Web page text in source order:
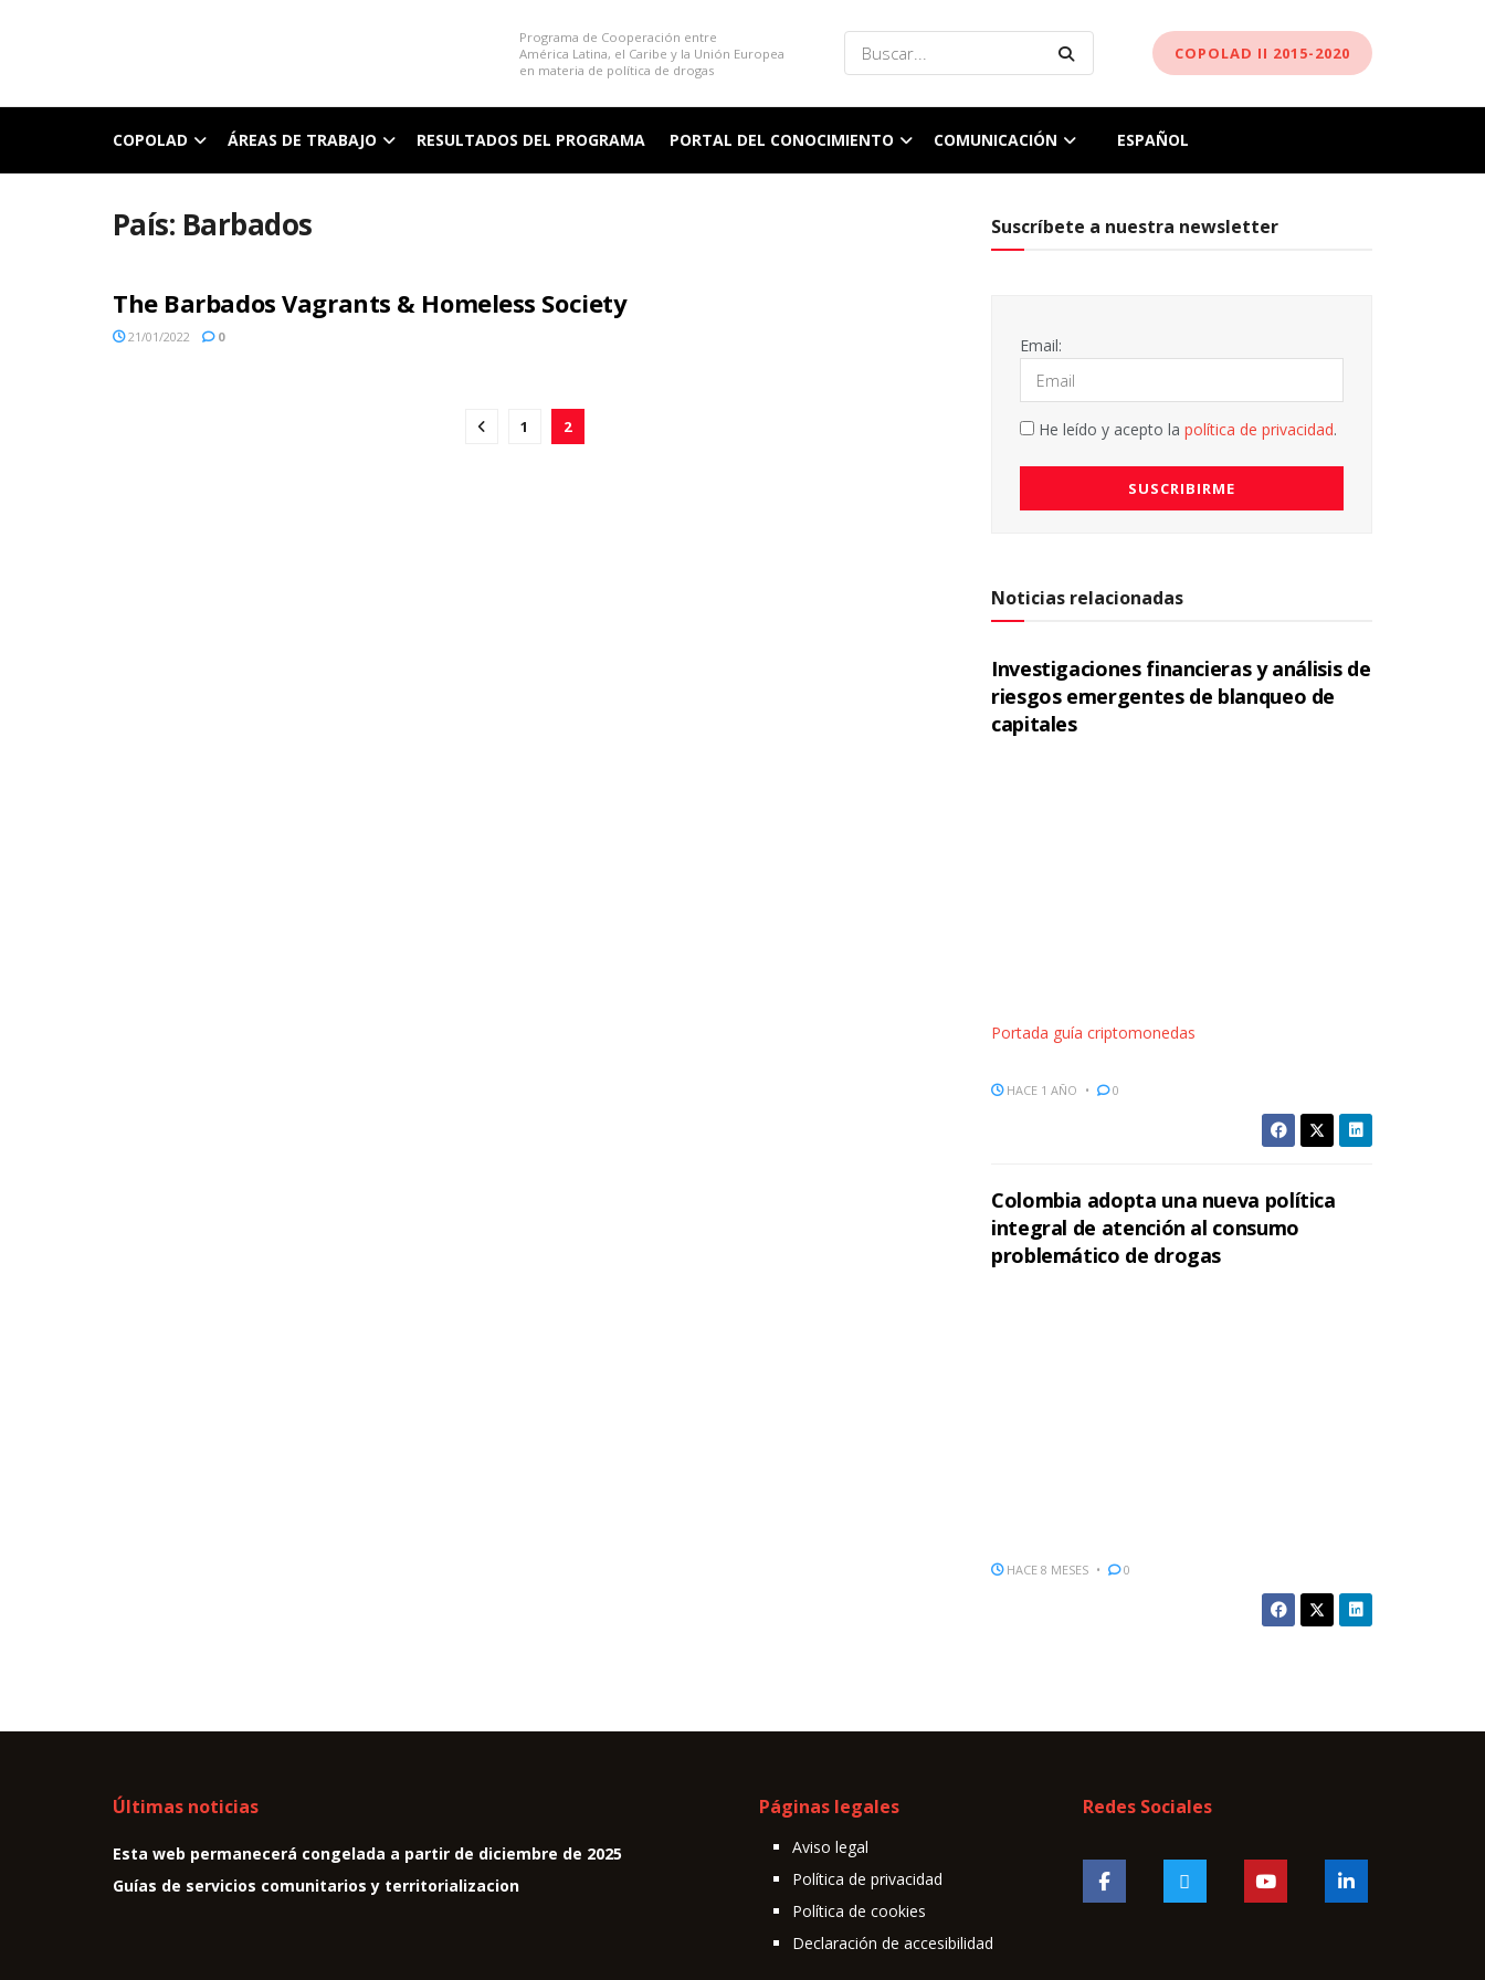
Programa de Cooperación entre
América Latina, el Caribe y la Unión Europea
en materia de política de drogas
COPOLAD II 2015-2020
COPOLAD ÁREAS DE TRABAJO RESULTADOS DEL PROGRAMA PORTAL DEL CONOCIMIENTO COMUNICACIÓN ESPAÑOL
País: Barbados
The Barbados Vagrants & Homeless Society
21/01/2022 0
1 2
Suscríbete a nuestra newsletter
Email:
He leído y acepto la política de privacidad.
Noticias relacionadas
Investigaciones financieras y análisis de
riesgos emergentes de blanqueo de
capitales
Portada guía criptomonedas
HACE 1 AÑO 0
Colombia adopta una nueva política
integral de atención al consumo
problemático de drogas
HACE 8 MESES 0
Últimas noticias
Esta web permanecerá congelada a partir de diciembre de 2025
Guías de servicios comunitarios y territorializacion
Páginas legales
Aviso legal
Política de privacidad
Política de cookies
Declaración de accesibilidad
Redes Sociales